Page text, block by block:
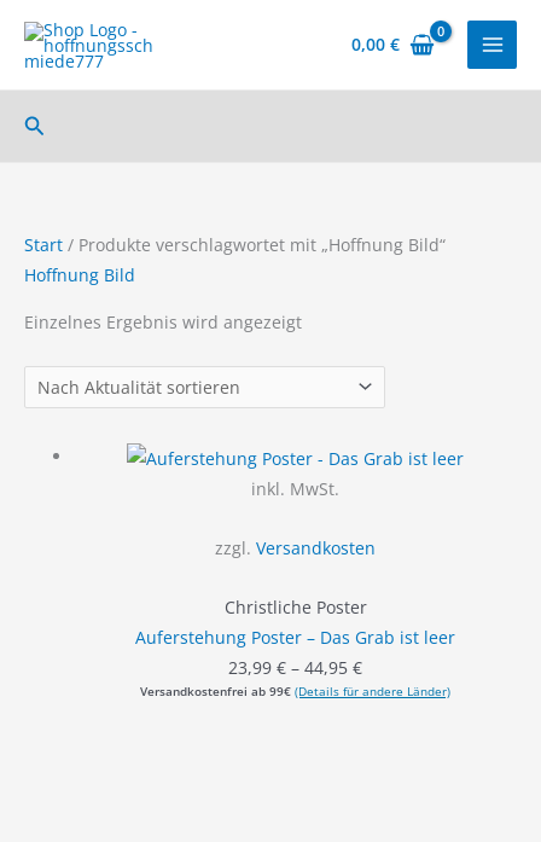
Inhalt
springen
0,00 €
Suchen
Start / Produkte verschlagwortet mit „Hoffnung Bild“
Hoffnung Bild
Einzelnes Ergebnis wird angezeigt
inkl. MwSt.
zzgl.Versandkosten
Christliche Poster
Auferstehung Poster – Das Grab ist leer
23,99€ –44,95€
Versandkostenfrei ab 99€ (Details für andere Länder)